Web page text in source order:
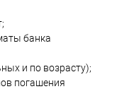
банка
и по возрасту);
погашения